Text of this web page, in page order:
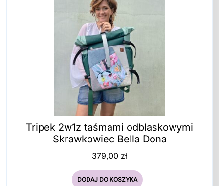
Tripek 2w1z taśmami odblaskowymi
Skrawkowiec Bella Dona
379,00 zł
DODAJ DO KOSZYKA